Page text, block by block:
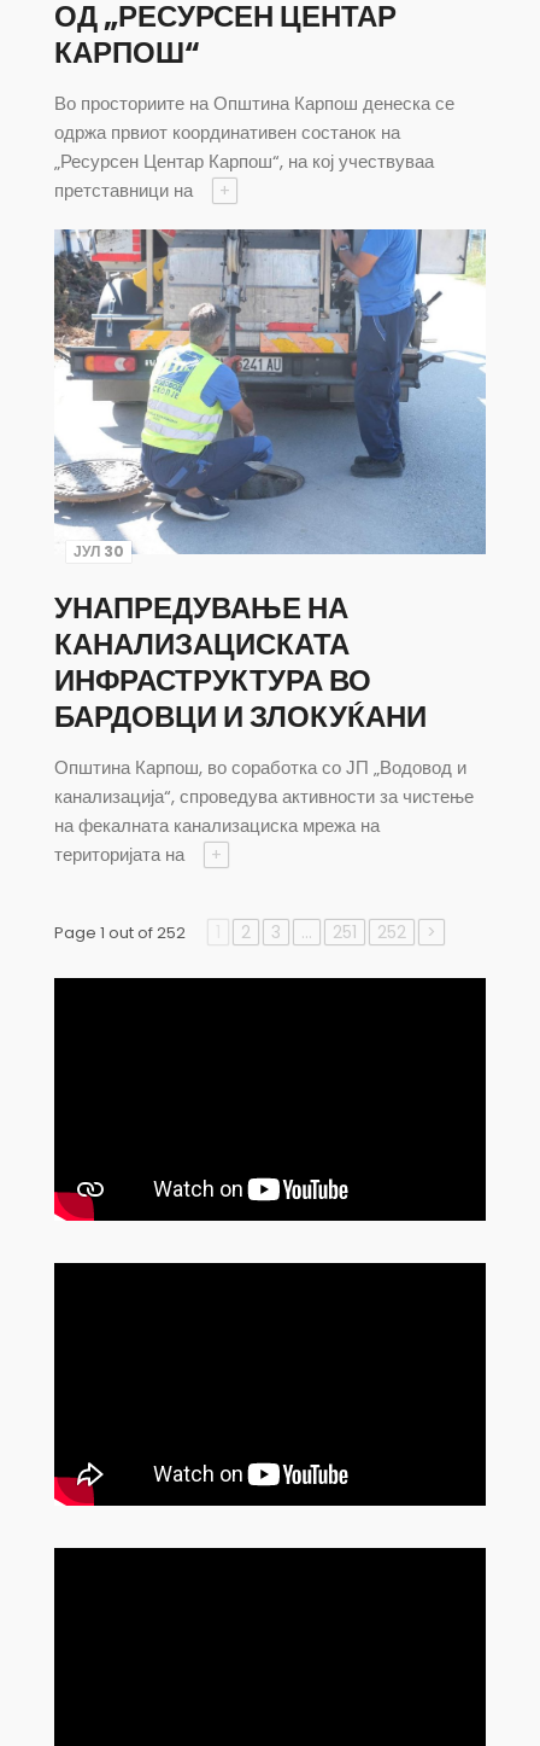
ОД „РЕСУРСЕН ЦЕНТАР
КАРПОШ“
Во просториите на Општина Карпош денеска се
одржа првиот координативен состанок на
„Ресурсен Центар Карпош“, на кој учествуваа
претставници на
+
ЈУЛ 30
УНАПРЕДУВАЊЕ НА
КАНАЛИЗАЦИСКАТА
ИНФРАСТРУКТУРА ВО
БАРДОВЦИ И ЗЛОКУЌАНИ
Општина Карпош, во соработка со ЈП „Водовод и
канализација“, спроведува активности за чистење
на фекалната канализациска мрежа на
територијата на
+
Page 1 out of 252 2 3 … 251 252 >